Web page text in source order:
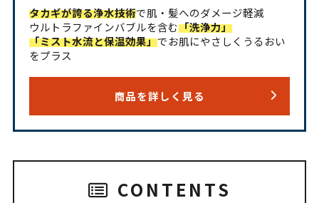
タカギが誇る浄水技術で肌・髪へのダメージ軽減
ウルトラファインバブルを含む「洗浄力」
「ミスト水流と保温効果」でお肌にやさしくうるおい
をプラス
商品を詳しく見る
CONTENTS